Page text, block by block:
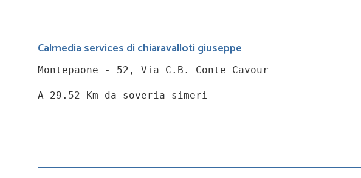
Calmedia services di chiaravalloti giuseppe
Montepaone - 52, Via C.B. Conte Cavour
A 29.52 Km da soveria simeri